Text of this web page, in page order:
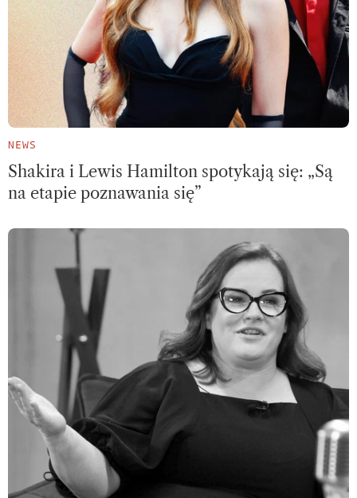
NEWS
Shakira i Lewis Hamilton spotykają się: „Są
na etapie poznawania się”